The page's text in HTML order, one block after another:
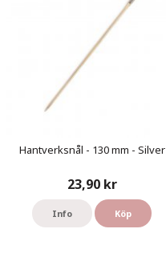
Hantverksnål - 130 mm - Silver
23,90 kr
Info Köp